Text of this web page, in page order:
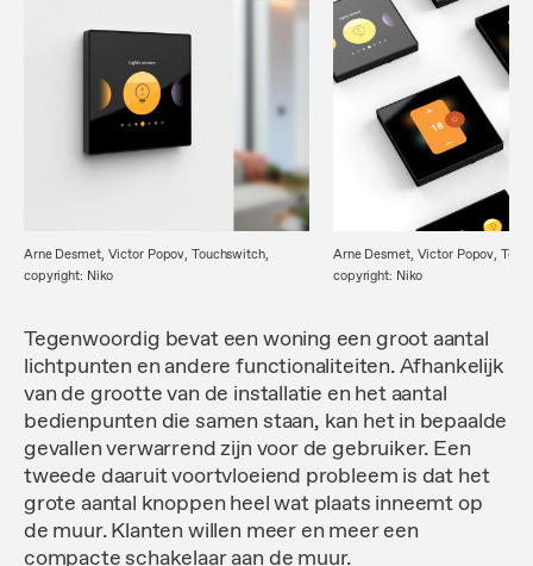
Arne Desmet, Victor Popov, Touchswitch,
copyright: Niko
Arne Desmet, Victor Popov,
copyright: Niko
Tegenwoordig bevat een woning een groot aantal
lichtpunten en andere functionaliteiten. Afhankelijk
van de grootte van de installatie en het aantal
bedienpunten die samen staan, kan het in bepaalde
gevallen verwarrend zijn voor de gebruiker. Een
tweede daaruit voortvloeiend probleem is dat het
grote aantal knoppen heel wat plaats inneemt op
de muur. Klanten willen meer en meer een
compacte schakelaar aan de muur.